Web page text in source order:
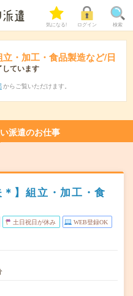
気になる! ログイン 検索
立・加工・食品製造など/日
ています
からご覧いただけます。
派遣のお仕事
＊】組立・加工・食
土日祝日が休み WEB登録OK